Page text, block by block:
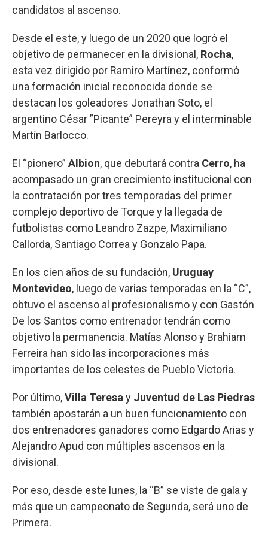
candidatos al ascenso.
Desde el este, y luego de un 2020 que logró el
objetivo de permanecer en la divisional, Rocha,
esta vez dirigido por Ramiro Martínez, conformó
una formación inicial reconocida donde se
destacan los goleadores Jonathan Soto, el
argentino César ”Picante” Pereyra y el interminable
Martín Barlocco.
El “pionero” Albion, que debutará contra Cerro, ha
acompasado un gran crecimiento institucional con
la contratación por tres temporadas del primer
complejo deportivo de Torque y la llegada de
futbolistas como Leandro Zazpe, Maximiliano
Callorda, Santiago Correa y Gonzalo Papa.
En los cien años de su fundación, Uruguay
Montevideo, luego de varias temporadas en la “C”,
obtuvo el ascenso al profesionalismo y con Gastón
De los Santos como entrenador tendrán como
objetivo la permanencia. Matías Alonso y Brahiam
Ferreira han sido las incorporaciones más
importantes de los celestes de Pueblo Victoria.
Por último,Villa Teresa y Juventud de Las Piedras
también apostarán a un buen funcionamiento con
dos entrenadores ganadores como Edgardo Arias y
Alejandro Apud con múltiples ascensos en la
divisional.
Por eso, desde este lunes, la “B” se viste de gala y
más que un campeonato de Segunda, será uno de
Primera.